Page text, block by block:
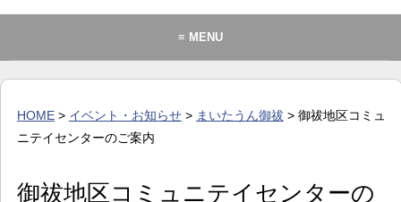
≡ MENU
イベント・お知らせ
暮らし
HOME> イベント・お知らせ> まいたうん御祓> 御祓地区コミュ
ニテイセンターのご案内
御祓地区コミュニテイセンターの